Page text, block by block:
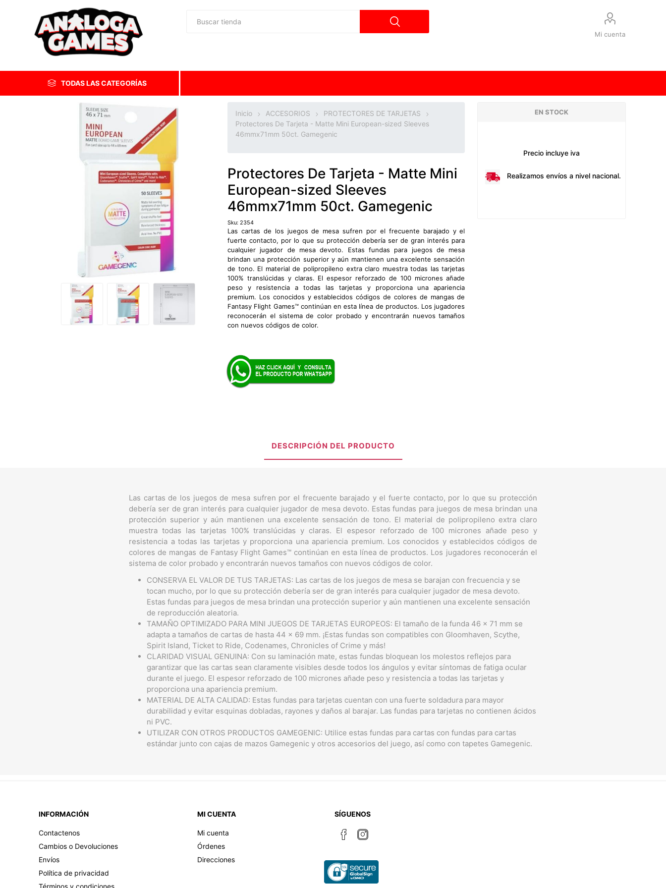
Mi cuenta
TODAS LAS CATEGORÍAS
Inicio ACCESORIOS
PROTECTORES DE TARJETAS
Protectores De Tarjeta - Matte Mini European-sized Sleeves
46mmx71mm 50ct. Gamegenic
Protectores De Tarjeta - Matte Mini
European-sized Sleeves
46mmx71mm 50ct. Gamegenic
Sku: 2354
Las cartas de los juegos de mesa sufren por el frecuente barajado y el
fuerte contacto, por lo que su protección debería ser de gran interés para
cualquier jugador de mesa devoto. Estas fundas para juegos de mesa
brindan una protección superior y aún mantienen una excelente sensación
de tono. El material de polipropileno extra claro muestra todas las tarjetas
100% translúcidas y claras. El espesor reforzado de 100 micrones añade
peso y resistencia a todas las tarjetas y proporciona una apariencia
premium. Los conocidos y establecidos códigos de colores de mangas de
Fantasy Flight Games™ continúan en esta línea de productos. Los jugadores
reconocerán el sistema de color probado y encontrarán nuevos tamaños
con nuevos códigos de color.
EN STOCK
Precio incluye iva
Realizamos envíos a nivel nacional.
DESCRIPCIÓN DEL PRODUCTO
Las cartas de los juegos de mesa sufren por el frecuente barajado y el fuerte contacto, por lo que su protección
debería ser de gran interés para cualquier jugador de mesa devoto. Estas fundas para juegos de mesa brindan una
protección superior y aún mantienen una excelente sensación de tono. El material de polipropileno extra claro
muestra todas las tarjetas 100% translúcidas y claras. El espesor reforzado de 100 micrones añade peso y
resistencia a todas las tarjetas y proporciona una apariencia premium. Los conocidos y establecidos códigos de
colores de mangas de Fantasy Flight Games™ continúan en esta línea de productos. Los jugadores reconocerán el
sistema de color probado y encontrarán nuevos tamaños con nuevos códigos de color.
CONSERVA EL VALOR DE TUS TARJETAS: Las cartas de los juegos de mesa se barajan con frecuencia y se
tocan mucho, por lo que su protección debería ser de gran interés para cualquier jugador de mesa devoto.
Estas fundas para juegos de mesa brindan una protección superior y aún mantienen una excelente sensación
de reproducción aleatoria.
TAMAÑO OPTIMIZADO PARA MINI JUEGOS DE TARJETAS EUROPEOS: El tamaño de la funda 46 x 71 mm se
adapta a tamaños de cartas de hasta 44 x 69 mm. ¡Estas fundas son compatibles con Gloomhaven, Scythe,
Spirit Island, Ticket to Ride, Codenames, Chronicles of Crime y más!
CLARIDAD VISUAL GENUINA: Con su laminación mate, estas fundas bloquean los molestos reflejos para
garantizar que las cartas sean claramente visibles desde todos los ángulos y evitar síntomas de fatiga ocular
durante el juego. El espesor reforzado de 100 micrones añade peso y resistencia a todas las tarjetas y
proporciona una apariencia premium.
MATERIAL DE ALTA CALIDAD: Estas fundas para tarjetas cuentan con una fuerte soldadura para mayor
durabilidad y evitar esquinas dobladas, rayones y daños al barajar. Las fundas para tarjetas no contienen ácidos
ni PVC.
UTILIZAR CON OTROS PRODUCTOS GAMEGENIC: Utilice estas fundas para cartas con fundas para cartas
estándar junto con cajas de mazos Gamegenic y otros accesorios del juego, así como con tapetes Gamegenic.
INFORMACIÓN
Contactenos
Cambios o Devoluciones
Envíos
Política de privacidad
Términos y condiciones
MI CUENTA
Mi cuenta
Órdenes
Direcciones
SÍGUENOS